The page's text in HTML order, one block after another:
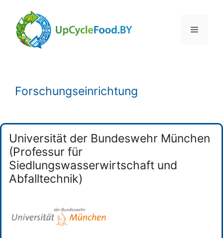
content
Menu
Forschungseinrichtung
Universität der Bundeswehr München
(Professur für
Siedlungswasserwirtschaft und
Abfalltechnik)